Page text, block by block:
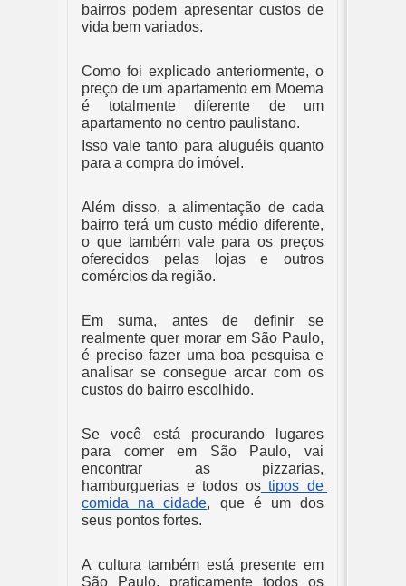
bairros podem apresentar custos de
vida bem variados.
Como foi explicado anteriormente, o
preço de um apartamento em Moema
é totalmente diferente de um
apartamento no centro paulistano.
Isso vale tanto para aluguéis quanto
para a compra do imóvel.
Além disso, a alimentação de cada
bairro terá um custo médio diferente,
o que também vale para os preços
oferecidos pelas lojas e outros
comércios da região.
Em suma, antes de definir se
realmente quer morar em São Paulo,
é preciso fazer uma boa pesquisa e
analisar se consegue arcar com os
custos do bairro escolhido.
Se você está procurando lugares
para comer em São Paulo, vai
encontrar as pizzarias,
hamburguerias e todos os tipos de
comida na cidade, que é um dos
seus pontos fortes.
A cultura também está presente em
São Paulo, praticamente todos os